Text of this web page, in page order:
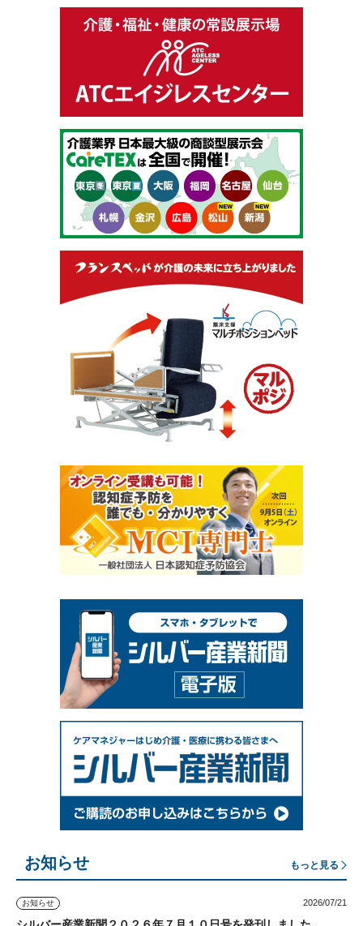
お知らせ もっと見る
お知らせ 2026/07/21